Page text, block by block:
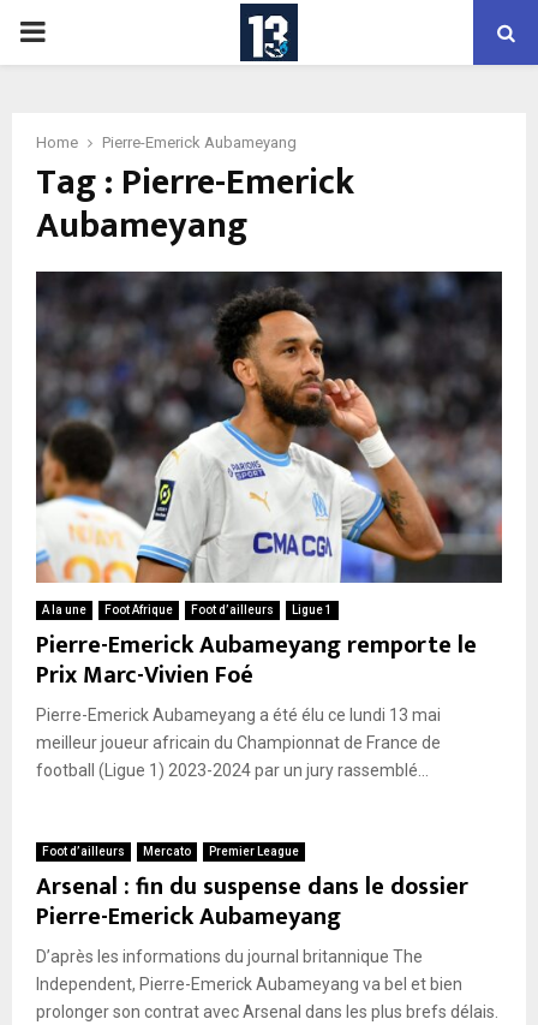
PRIMARY
Home Pierre-Emerick Aubameyang
Tag : Pierre-Emerick
Aubameyang
A la une Foot Afrique Foot d’ailleurs Ligue 1
Pierre-Emerick Aubameyang remporte le
Prix Marc-Vivien Foé
Pierre-Emerick Aubameyang a été élu ce lundi 13 mai
meilleur joueur africain du Championnat de France de
football (Ligue 1) 2023-2024 par un jury rassemblé...
Foot d’ailleurs Mercato Premier League
Arsenal : fin du suspense dans le dossier
Pierre-Emerick Aubameyang
D’après les informations du journal britannique The
Independent, Pierre-Emerick Aubameyang va bel et bien
prolonger son contrat avec Arsenal dans les plus brefs délais.